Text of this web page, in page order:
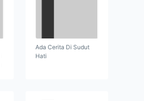
Ada Cerita Di Sudut
Hati